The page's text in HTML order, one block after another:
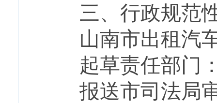
三、行政规范
山南市出租汽
起草责任部门
报送市司法局